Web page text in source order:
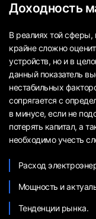
Доходность
В реалиях той сферы,
крайне сложно
устройств, но и в
данный показатель
нестабильных
сопрягается с
в минусе, если не
потерять капитал, а
необходимо учесть
Расход
Мощность и
Тенденции рынка.